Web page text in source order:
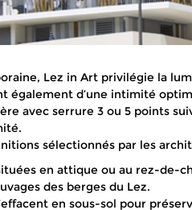
Lez in Art privilégie la
également d’une intimité
avec serrure 3 ou 5 points
sélectionnés par les
en attique ou au rez-de-
des berges du Lez.
en sous-sol pour